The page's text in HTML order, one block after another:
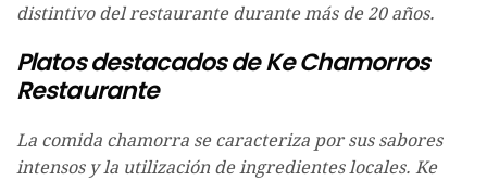
distintivo del restaurante durante más de 20 años.
Platos destacados de Ke Chamorros
Restaurante
La comida chamorra se caracteriza por sus sabores
intensos y la utilización de ingredientes locales. Ke